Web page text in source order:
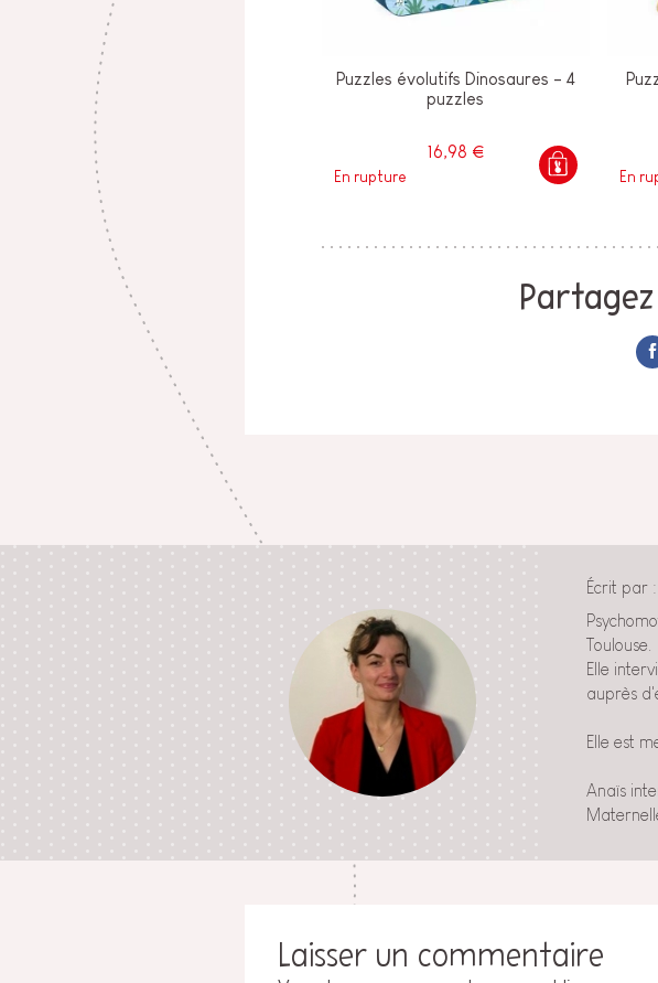
Puzzles évolutifs Dinosaures - 4
puzzles
16,98 €
En rupture En
Écrit par :
Toulouse.
Elle
auprès
Elle est
Anaïs
Laisser un commentaire